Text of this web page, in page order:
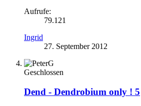
Aufrufe:
79.121
Ingrid
27. September 2012
Geschlossen
Dend - Dendrobium only ! 5